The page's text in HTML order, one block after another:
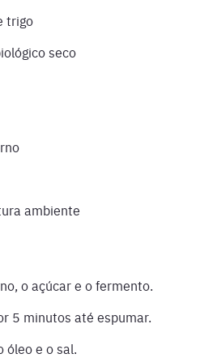
trigo
seco
ambiente
o açúcar e o fermento.
5 minutos até espumar.
óleo e o sal.